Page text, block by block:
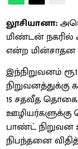
லூசியானா:
மிண்டன்
என்ற மின்சாதன
இந்நிறுவனம்
15 சதவீத தொகை
பாண்ட் நிறுவன
நிபந்தனை